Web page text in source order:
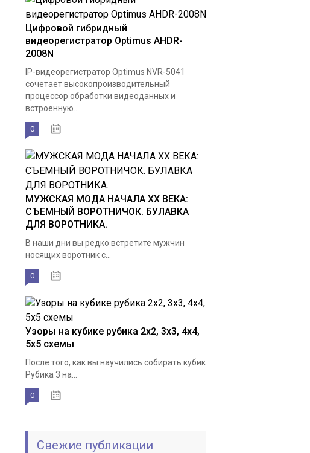
Цифровой гибридный
видеорегистратор Optimus AHDR-
2008N
IP-видеорегистратор Optimus NVR-5041
сочетает высокопроизводительный
процессор обработки видеоданных и
встроенную...
0
МУЖСКАЯ МОДА НАЧАЛА ХХ ВЕКА:
СЪЕМНЫЙ ВОРОТНИЧОК. БУЛАВКА
ДЛЯ ВОРОТНИКА.
В наши дни вы редко встретите мужчин
носящих воротник с...
0
Узоры на кубике рубика 2х2, 3х3, 4х4,
5х5 схемы
После того, как вы научились собирать кубик
Рубика 3 на...
0
Свежие публикации